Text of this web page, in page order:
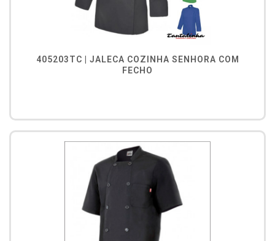
405203TC | JALECA COZINHA SENHORA COM
FECHO